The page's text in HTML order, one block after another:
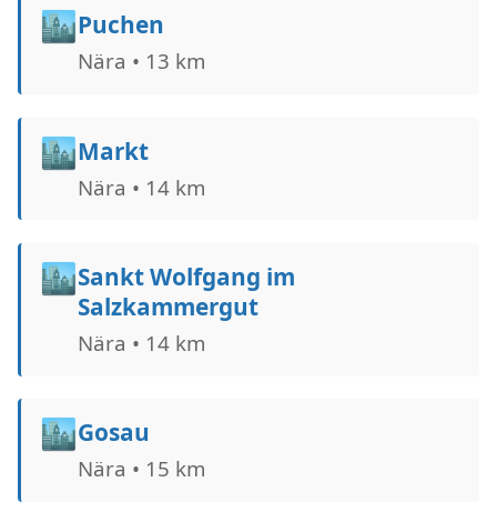
🏙️Puchen
Nära • 13 km
🏙️Markt
Nära • 14 km
🏙️Sankt Wolfgang im
Salzkammergut
Nära • 14 km
🏙️Gosau
Nära • 15 km